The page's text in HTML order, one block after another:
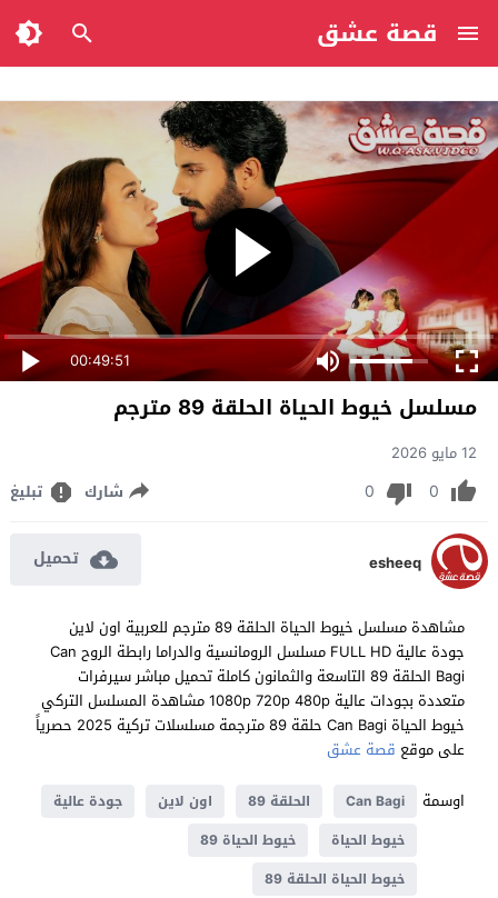
قصة عشق
00:49:51
مسلسل خيوط الحياة الحلقة 89 مترجم
12 مايو 2026
0
0 شارك تبليغ
esheeq تحميل
مشاهدة مسلسل خيوط الحياة الحلقة 89 مترجم للعربية اون لاين
جودة عالية FULL HD مسلسل الرومانسية والدراما رابطة الروح Can
Bagi الحلقة 89 التاسعة والثمانون كاملة تحميل مباشر سيرفرات
متعددة بجودات عالية 1080p 720p 480p مشاهدة المسلسل التركي
خيوط الحياة Can Bagi حلقة 89 مترجمة مسلسلات تركية 2025 حصرياً
على موقع قصة عشق
اوسمة
Can Bagi الحلقة 89 اون لاين
جودة عالية
خيوط الحياة
خيوط الحياة 89
خيوط الحياة الحلقة 89